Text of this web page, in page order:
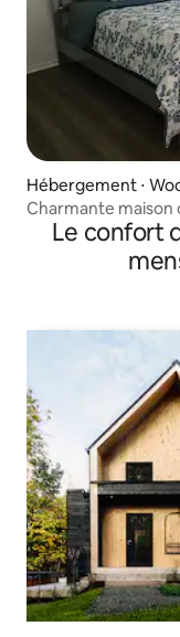
Hébergement ⋅
Charmante maison
près de l'UCD
Le confort